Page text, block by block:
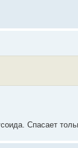
Спасает